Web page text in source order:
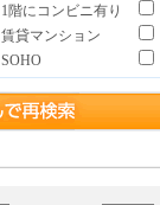
1階にコンビニ有り
賃貸マンション
SOHO